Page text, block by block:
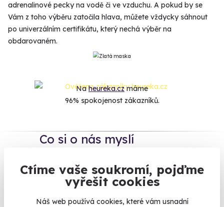
Ctíme vaše soukromí, pojďme
vyřešit cookies
Náš web používá cookies, které vám usnadní
adrenalinové pecky na vodě či ve vzduchu. A pokud by se
Vám z toho výběru zatočila hlava, můžete vždycky sáhnout
po univerzálním certifikátu, který nechá výběr na
obdarovaném.
Naheureka.czmáme
96% spokojenost zákazníků.
Co si o nás myslí
Zobraz ohlasy
Vše umíme pojistit